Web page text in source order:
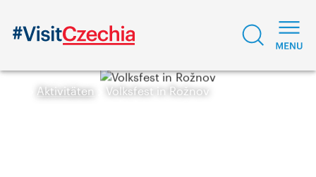
Aktivitäten Volksfest in Rožnov